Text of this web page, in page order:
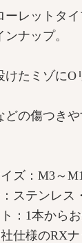
ーレットタ
ナップ。
けたミゾに
どの傷つき
ズ：M3～
ステンレス
：1本からお
仕様のRX